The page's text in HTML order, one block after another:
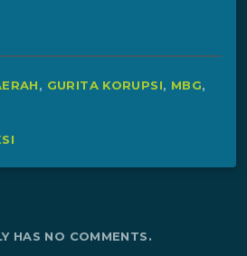
, GURITA KORUPSI, MBG,
HAS NO COMMENTS.